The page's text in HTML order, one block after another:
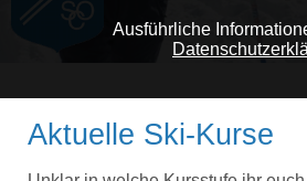
Aktuelle Ski-Kurse
Ausführliche